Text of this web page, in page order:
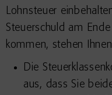
Lohnsteuer
Steuerschuld am
kommen, stehen
Die
aus, dass Sie